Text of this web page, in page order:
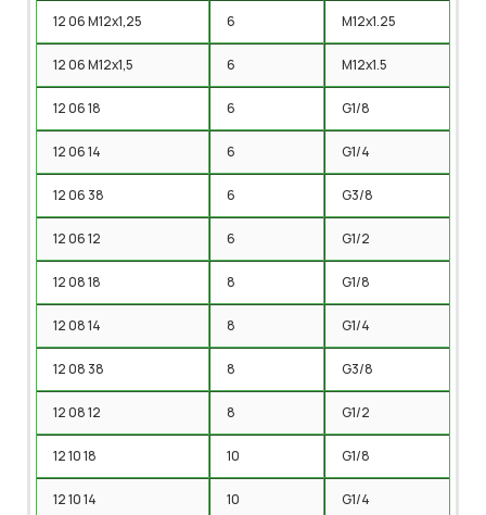
12 06 M12x1,25 6 M12x1.25
12 06 M12x1,5 6 M12x1.5
12 06 18 6 G1/8
12 06 14 6 G1/4
12 06 38 6 G3/8
12 06 12 6 G1/2
12 08 18 8 G1/8
12 08 14 8 G1/4
12 08 38 8 G3/8
12 08 12 8 G1/2
12 10 18 10 G1/8
12 10 14 10 G1/4